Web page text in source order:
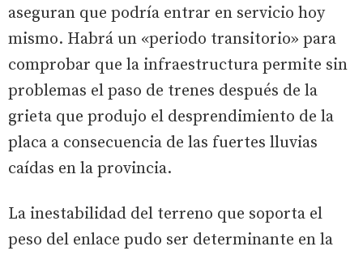
aseguran que podría entrar en servicio hoy
mismo. Habrá un «periodo transitorio» para
comprobar que la infraestructura permite sin
problemas el paso de trenes después de la
grieta que produjo el desprendimiento de la
placa a consecuencia de las fuertes lluvias
caídas en la provincia.
La inestabilidad del terreno que soporta el
peso del enlace pudo ser determinante en la